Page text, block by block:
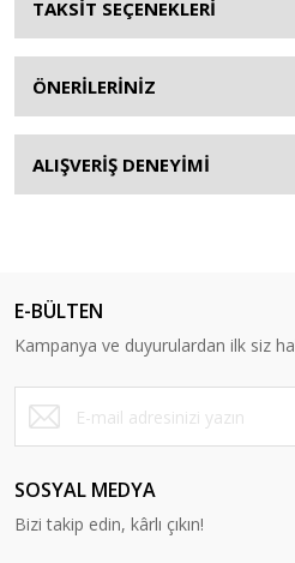
TAKSİT SEÇENEKLERİ
ÖNERİLERİNİZ
ALIŞVERİŞ DENEYİMİ
E-BÜLTEN
Kampanya ve duyurulardan ilk siz
SOSYAL MEDYA
Bizi takip edin, kârlı çıkın!